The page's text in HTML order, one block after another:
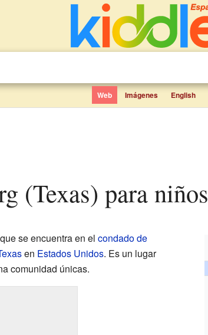
Web Imágenes English
(Texas) para niños
se encuentra en el condado de
en Estados Unidos. Es un lugar
comunidad únicas.